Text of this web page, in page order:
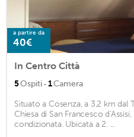
a partire da
40€
In Centro Città
5Ospiti · 1Camera
Situato a Cosenza, a 3,2 km dal
Chiesa di San Francesco
condizionata. Ubicata a 2. ...